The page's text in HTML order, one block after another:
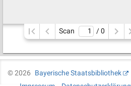
Scan / 0
©2026
Bayerische Staatsbibliothek